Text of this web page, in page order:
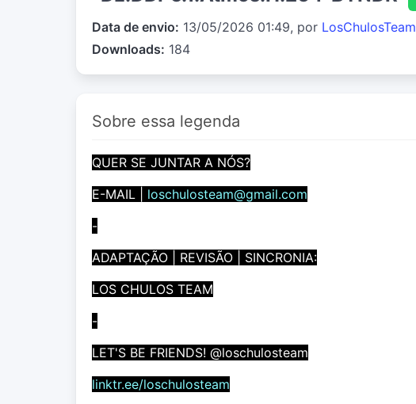
Data de envio: 13/05/2026 01:49, por LosChulosTeam
Downloads: 184
Sobre essa legenda
QUER SE JUNTAR A NÓS?
E-MAIL |
loschulosteam@gmail.com
-
ADAPTAÇÃO | REVISÃO | SINCRONIA:
LOS CHULOS TEAM
-
LET'S BE FRIENDS! @loschulosteam
linktr.ee/loschulosteam